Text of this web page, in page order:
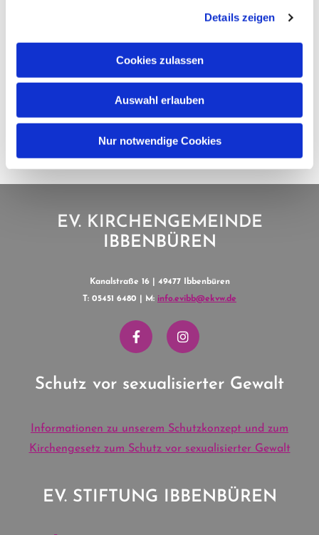
Details zeigen
Cookies zulassen
Auswahl erlauben
Nur notwendige Cookies
EV. KIRCHENGEMEINDE
IBBENBÜREN
Kanalstraße 16 | 49477 Ibbenbüren
T: 05451 6480 | M: info.evibb@ekvw.de
Schutz vor sexualisierter Gewalt
Informationen zu unserem Schutzkonzept und zum
Kirchengesetz zum Schutz vor sexualisierter Gewalt
EV. STIFTUNG IBBENBÜREN